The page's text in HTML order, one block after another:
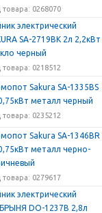
товара: 0268070
электрический
SA-2719BK 2л 2,2кВт
черный
товара: 0218512
Sakura SA-1335BS
металл черный
товара: 0235212
Sakura SA-1346BR
металл черно-
товара: 0279617
электрический
DO-1237B 2,8л